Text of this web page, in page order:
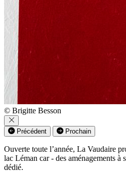
© Brigitte Besson
Précédent Prochain
Ouverte toute l’année, La Vaudaire
lac Léman car - des aménagements à
dédié.